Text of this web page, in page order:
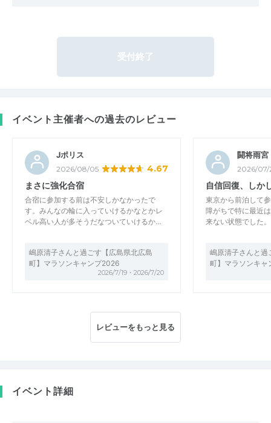
受付終了
イベント主催者への過去のレビュー
Jポリス
2026/08/05 4.67
まさに強化合宿
合宿に参加する前は不安しかなかったで
す。みんなの輪に入っていけるかなとかレ
ベル高い人が多そうだなついていけるか…
嶋原清子さんと過ごす【広島県北広島
町】マラソンキャンプ2026
2026/7/19・2026/7/20
闘将雨宮
2026/07/
自信回復、しか
東京から前泊して
障がちで特に最近
来ない状態でした
嶋原清子さんと過
町】マラソンキャ
レビューをもっと見る
イベント詳細